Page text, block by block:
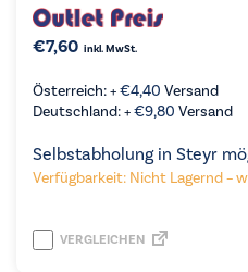
€7,60 inkl. MwSt.
Österreich: +€4,40 Versand
Deutschland: +€9,80 Versand
Selbstabholung in Steyr
Verfügbarkeit: Nicht Lagernd –
VERGLEICHEN